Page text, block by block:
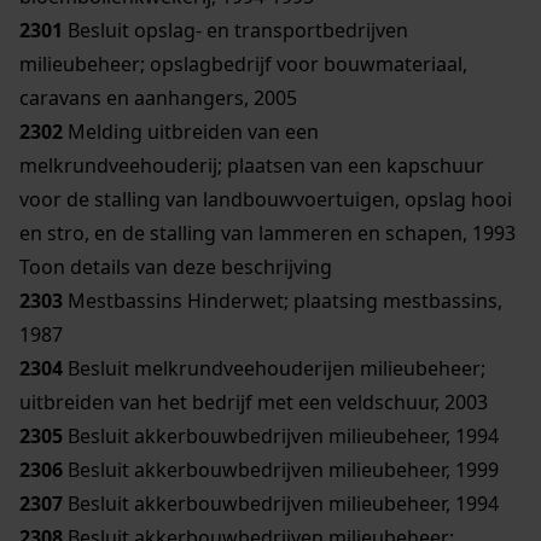
2301 Besluit opslag- en transportbedrijven
milieubeheer; opslagbedrijf voor bouwmateriaal,
caravans en aanhangers, 2005
2302 Melding uitbreiden van een
melkrundveehouderij; plaatsen van een kapschuur
voor de stalling van landbouwvoertuigen, opslag hooi
en stro, en de stalling van lammeren en schapen, 1993
Toon details van deze beschrijving
2303 Mestbassins Hinderwet; plaatsing mestbassins,
1987
2304 Besluit melkrundveehouderijen milieubeheer;
uitbreiden van het bedrijf met een veldschuur, 2003
2305 Besluit akkerbouwbedrijven milieubeheer, 1994
2306 Besluit akkerbouwbedrijven milieubeheer, 1999
2307 Besluit akkerbouwbedrijven milieubeheer, 1994